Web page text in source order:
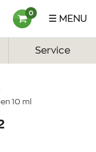
MENU
0
Service
10 ml